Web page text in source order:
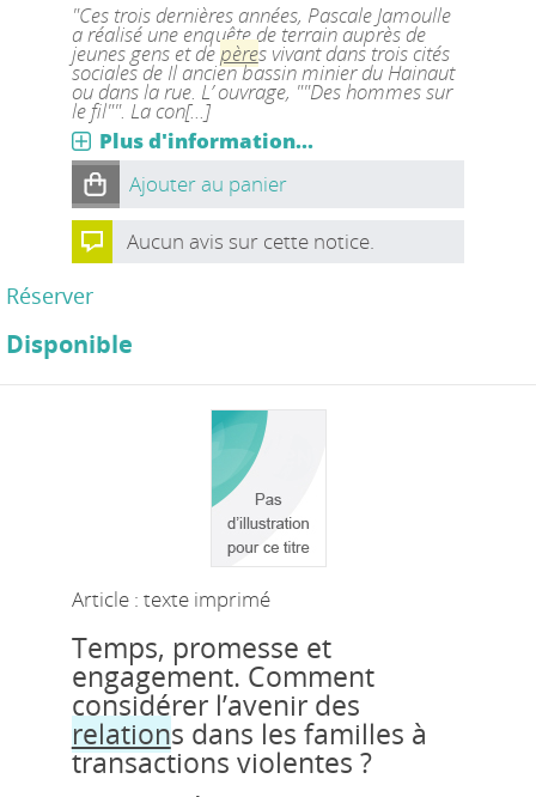
"Ces trois dernières années, Pascale Jamoulle
a réalisé une enquête de terrain auprès de
jeunes gens et depères vivant dans trois cités
sociales de Il ancien bassin minier du Hainaut
ou dans la rue. L’ ouvrage, ""Des hommes sur
le fil"". La con[...]
Plus d'information...
Ajouter au panier
Aucun avis sur cette notice.
Réserver
Disponible
Article : texte imprimé
Temps, promesse et
engagement. Comment
considérer l’avenir des
relations dans les familles à
transactions violentes ?